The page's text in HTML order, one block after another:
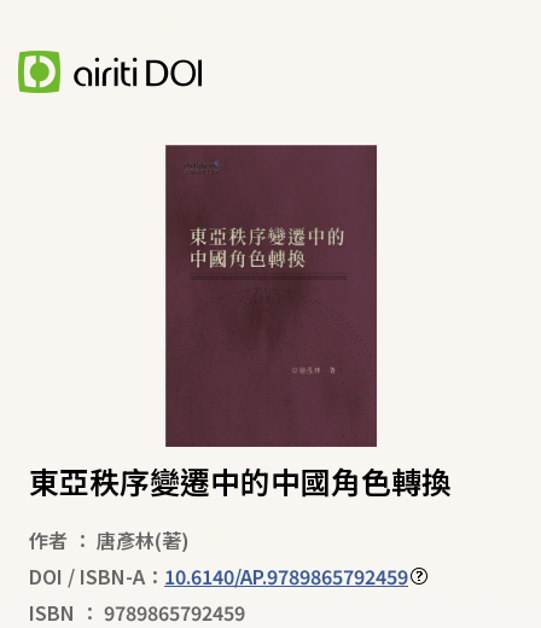
東亞秩序變遷中的中國角色轉換
作者 ： 唐彥林(著)
DOI / ISBN-A： 10.6140/AP.9789865792459
ISBN ： 9789865792459